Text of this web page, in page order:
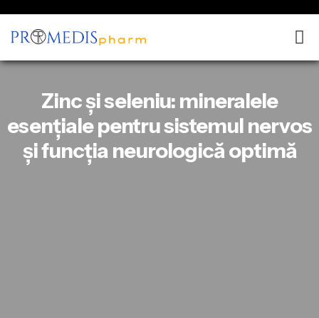
Zinc și seleniu: mineralele
esențiale pentru sistemul nervos
și funcția neurologică optimă